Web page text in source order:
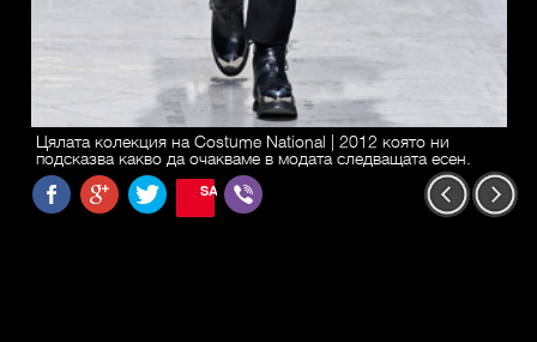
Цялата колекция на Costume National | 2012 която ни
подсказва какво да очакваме в модата следващата есен.
SAVE